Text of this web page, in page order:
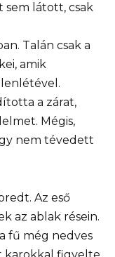
sem látott, csak
Talán csak a
amik
a zárat,
Mégis,
nem tévedett
Az eső
az ablak résein.
fű még nedves
karokkal figyelte